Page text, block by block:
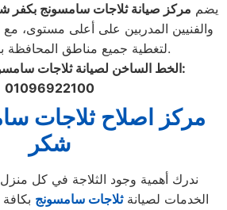
يضم مركز صيانة ثلاجات سامسونج بكفر
والفنيين المدربين على أعلى مستوى،
لتغطية جميع مناطق المحافظة بسرعة وكفاءة.
الخط الساخن لصيانة ثلاجات سامسونج كفر شكر:
01096922100
مركز اصلاح ثلاجات
شكر
ندرك أهمية وجود الثلاجة في كل
الخدمات لصيانةثلاجات سامسونج بكافة